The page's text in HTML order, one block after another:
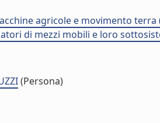
agricole e movimento terra
di mezzi mobili e loro
(Persona)